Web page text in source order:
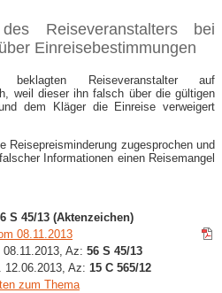
Reiseveranstalters bei
Einreisebestimmungen
Reiseveranstalter auf
weil dieser ihn falsch über die gültigen
dem Kläger die Einreise verweigert
Reisepreisminderung zugesprochen und
Informationen einen Reisemangel
S 45/13 (Aktenzeichen)
08.11.2013
Az: 56 S 45/13
12.06.2013, Az: 15 C 565/12
zum Thema